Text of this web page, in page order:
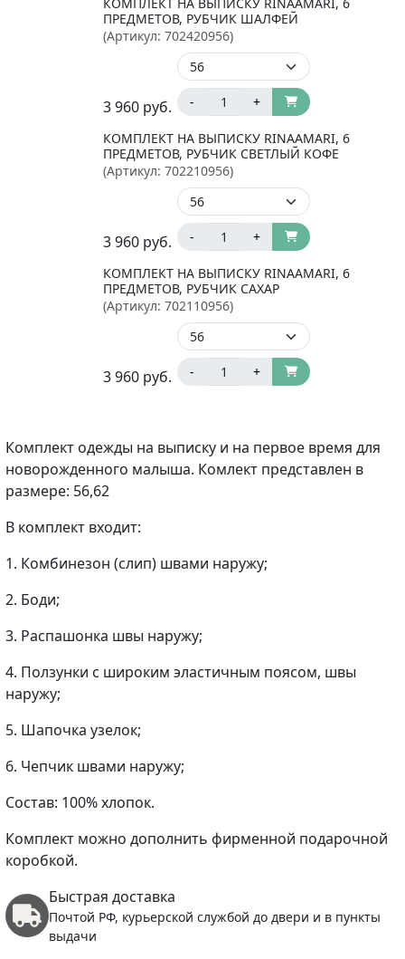
ПРЕДМЕТОВ, РУБЧИК ШАЛФЕЙ
(Артикул: 702420956)
3 960 руб. - +
КОМПЛЕКТ НА ВЫПИСКУ RINAAMARI, 6
ПРЕДМЕТОВ, РУБЧИК СВЕТЛЫЙ КОФЕ
(Артикул: 702210956)
3 960 руб. - +
КОМПЛЕКТ НА ВЫПИСКУ RINAAMARI, 6
ПРЕДМЕТОВ, РУБЧИК САХАР
(Артикул: 702110956)
3 960 руб. - +
Комплект одежды на выписку и на первое время для
новорожденного малыша. Комлект представлен в
размере: 56,62
В комплект входит:
1. Комбинезон (слип) швами наружу;
2. Боди;
3. Распашонка швы наружу;
4. Ползунки с широким эластичным поясом, швы
наружу;
5. Шапочка узелок;
6. Чепчик швами наружу;
Состав: 100% хлопок.
Комплект можно дополнить фирменной подарочной
коробкой.
Быстрая доставка
Почтой РФ, курьерской службой до двери и в пункты
выдачи